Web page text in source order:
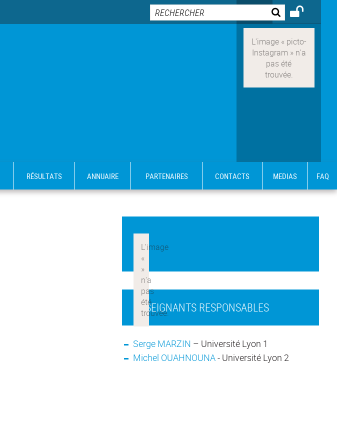
RÉSULTATS ANNUAIRE PARTENAIRES CONTACTS MEDIAS FAQ
ENSEIGNANTS RESPONSABLES
Serge MARZIN – Université Lyon 1
Michel OUAHNOUNA- Université Lyon 2